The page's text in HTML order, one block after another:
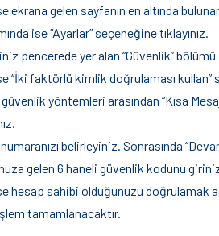
ekrana gelen sayfanın en altında
ise “Ayarlar” seçeneğine tıklayınız.
pencerede yer alan “Güvenlik”
“İki faktörlü kimlik doğrulaması kullan”
yöntemleri arasından “Kısa
belirleyiniz. Sonrasında
gelen 6 haneli güvenlik kodunu
hesap sahibi olduğunuzu doğrulamak
tamamlanacaktır.